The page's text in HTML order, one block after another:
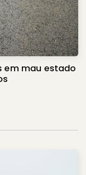
em mau estado